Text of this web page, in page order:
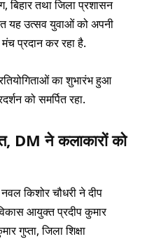
बिहार तथा जिला प्रशासन
यह उत्सव युवाओं को अपनी
प्रदान कर रहा है.
का शुभारंभ हुआ
को समर्पित रहा.
DM ने कलाकारों को
किशोर चौधरी ने दीप
आयुक्त प्रदीप कुमार
गुप्ता, जिला शिक्षा